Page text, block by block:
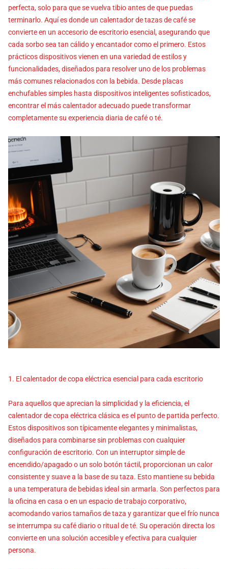
perfecta, solo para que se vuelva tibio antes de que puedas
terminarlo. Aquí es donde un calentador de tazas de café se
convierte en un accesorio de escritorio esencial, asegurando que
cada sorbo sea tan cálido y encantador como el primero. Estos
prácticos dispositivos vienen en una variedad de estilos y
funcionalidades, diseñados para resolver uno de los problemas
más comunes relacionados con la bebida. Desde placas
enchufables simples hasta dispositivos inteligentes sofisticados,
encontrar el más calentador adecuado puede transformar
completamente su experiencia diaria de café o té.
1. El calentador de copa eléctrica esencial para cada escritorio
Para aquellos que aprecian la simplicidad y la eficiencia, el
calentador de copa eléctrica clásica es el punto de partida perfecto.
Estos dispositivos son típicamente elegantes y minimalistas,
diseñados para combinarse sin problemas con cualquier
configuración de escritorio. Con un interruptor simple de
encendido/apagado o un solo botón táctil, proporcionan un calor
consistente y suave a la base de su taza. Esto mantiene su bebida
a una temperatura de bebidas ideal sin armarla. Son perfectos para
la oficina en casa o en un espacio de trabajo corporativo,
acomodando varios tamaños de taza y garantizar que el frío nunca
se interrumpa su café diario o ritual de té. Su operación directa los
convierte en una solución accesible y efectiva para cualquier
persona.